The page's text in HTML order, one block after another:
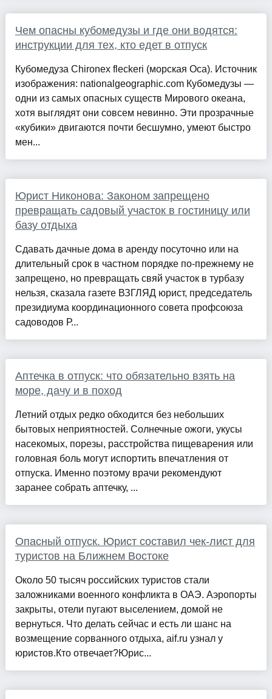
Чем опасны кубомедузы и где они водятся:
инструкции для тех, кто едет в отпуск
Кубомедуза Chironex fleckeri (морская Оса). Источник
изображения: nationalgeographic.com Кубомедузы —
одни из самых опасных существ Мирового океана,
хотя выглядят они совсем невинно. Эти прозрачные
«кубики» двигаются почти бесшумно, умеют быстро
мен...
Юрист Никонова: Законом запрещено
превращать садовый участок в гостиницу или
базу отдыха
Сдавать дачные дома в аренду посуточно или на
длительный срок в частном порядке по-прежнему не
запрещено, но превращать свяй участок в турбазу
нельзя, сказала газете ВЗГЛЯД юрист, председатель
президиума координационного совета профсоюза
садоводов Р...
Аптечка в отпуск: что обязательно взять на
море, дачу и в поход
Летний отдых редко обходится без небольших
бытовых неприятностей. Солнечные ожоги, укусы
насекомых, порезы, расстройства пищеварения или
головная боль могут испортить впечатления от
отпуска. Именно поэтому врачи рекомендуют
заранее собрать аптечку, ...
Опасный отпуск. Юрист составил чек-лист для
туристов на Ближнем Востоке
Около 50 тысяч российских туристов стали
заложниками военного конфликта в ОАЭ. Аэропорты
закрыты, отели пугают выселением, домой не
вернуться. Что делать сейчас и есть ли шанс на
возмещение сорванного отдыха, aif.ru узнал у
юристов.Кто отвечает?Юрис...